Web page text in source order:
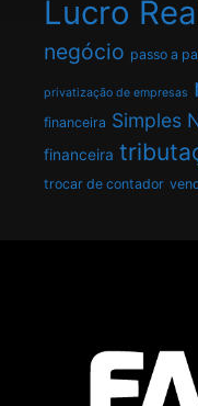
Lucro
negócio passo a
privatização de empresas
financeira Simples
financeira
trocar de contador